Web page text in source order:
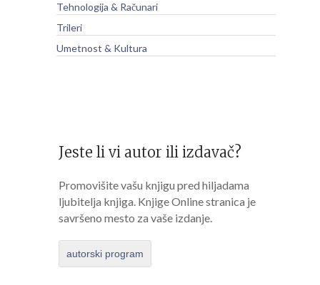
Tehnologija & Računari
Trileri
Umetnost & Kultura
Jeste li vi autor ili izdavač?
Promovišite vašu knjigu pred hiljadama
ljubitelja knjiga. Knjige Online stranica je
savršeno mesto za vaše izdanje.
autorski program